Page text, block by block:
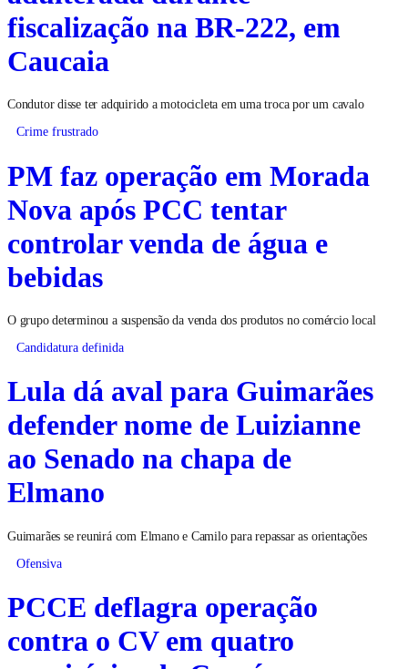
fiscalização na BR-222, em
Caucaia
Condutor disse ter adquirido a motocicleta em uma troca por um cavalo
Crime frustrado
PM faz operação em Morada
Nova após PCC tentar
controlar venda de água e
bebidas
O grupo determinou a suspensão da venda dos produtos no comércio local
Candidatura definida
Lula dá aval para Guimarães
defender nome de Luizianne
ao Senado na chapa de
Elmano
Guimarães se reunirá com Elmano e Camilo para repassar as orientações
Ofensiva
PCCE deflagra operação
contra o CV em quatro